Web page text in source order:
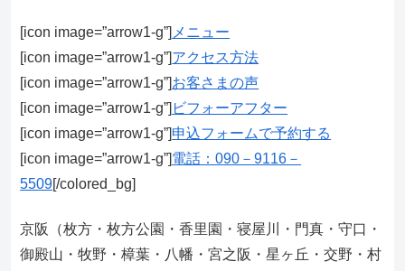
[icon image=”arrow1-g”] メニュー
[icon image=”arrow1-g”]アクセス方法
[icon image=”arrow1-g”]お客さまの声
[icon image=”arrow1-g”] ビフォーアフター
[icon image=”arrow1-g”]申込フォームで予約する
[icon image=”arrow1-g”]電話：090－9116－
5509[/colored_bg]
京阪（枚方・枚方公園・香里園・寝屋川・門真・守口・
御殿山・牧野・樟葉・八幡・宮之阪・星ヶ丘・交野・村